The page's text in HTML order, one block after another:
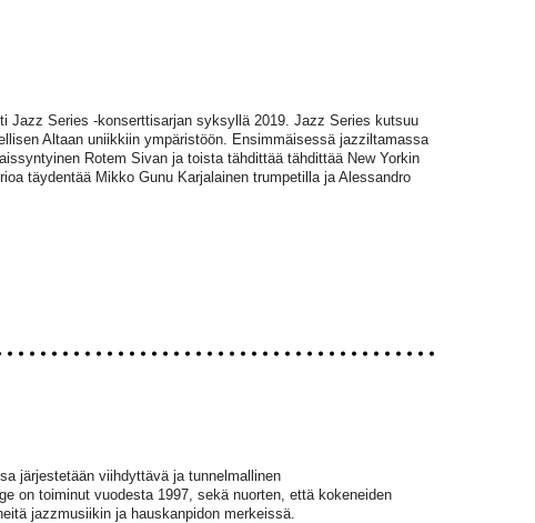
Jazz Series -konserttisarjan syksyllä 2019. Jazz Series kutsuu
Altaan uniikkiin ympäristöön. Ensimmäisessä jazziltamassa
Rotem Sivan ja toista tähdittää tähdittää New Yorkin
täydentää Mikko Gunu Karjalainen trumpetilla ja Alessandro
järjestetään viihdyttävä ja tunnelmallinen
on toiminut vuodesta 1997, sekä nuorten, että kokeneiden
jazzmusiikin ja hauskanpidon merkeissä.